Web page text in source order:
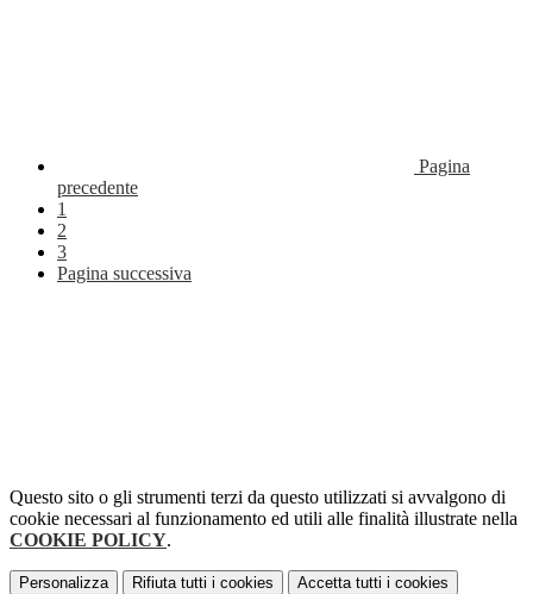
Pagina
precedente
1
2
3
Pagina successiva
Questo sito o gli strumenti terzi da questo utilizzati si avvalgono di
cookie necessari al funzionamento ed utili alle finalità illustrate nella
COOKIE POLICY.
Personalizza Rifiuta tutti i cookies Accetta tutti i cookies